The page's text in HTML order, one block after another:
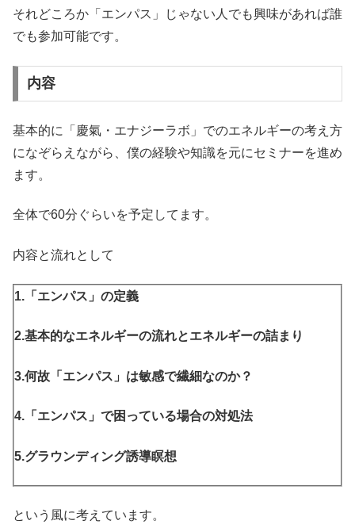
それどころか「エンパス」じゃない人でも興味があれば誰
でも参加可能です。
内容
基本的に「慶氣・エナジーラボ」でのエネルギーの考え方
になぞらえながら、僕の経験や知識を元にセミナーを進め
ます。
全体で60分ぐらいを予定してます。
内容と流れとして
1.「エンパス」の定義
2.基本的なエネルギーの流れとエネルギーの詰まり
3.何故「エンパス」は敏感で繊細なのか？
4.「エンパス」で困っている場合の対処法
5.グラウンディング誘導瞑想
という風に考えています。